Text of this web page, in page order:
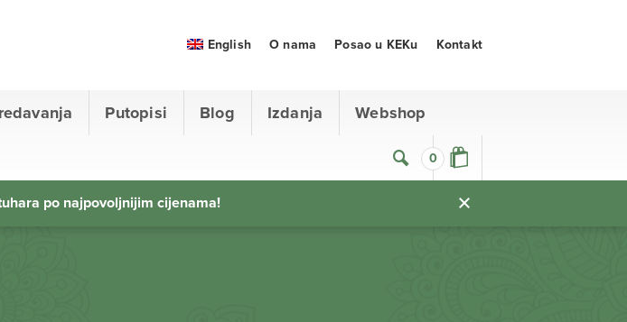
0
Putopisi Blog Izdanja Webshop
English O nama Posao u KEKu Kontakt
po najpovoljnijim cijenama!